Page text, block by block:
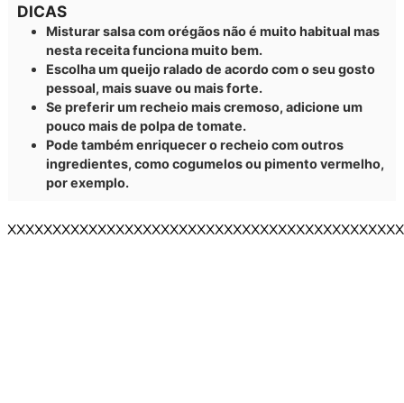
DICAS
Misturar salsa com orégãos não é muito habitual mas
nesta receita funciona muito bem.
Escolha um queijo ralado de acordo com o seu gosto
pessoal, mais suave ou mais forte.
Se preferir um recheio mais cremoso, adicione um
pouco mais de polpa de tomate.
Pode também enriquecer o recheio com outros
ingredientes, como cogumelos ou pimento vermelho,
por exemplo.